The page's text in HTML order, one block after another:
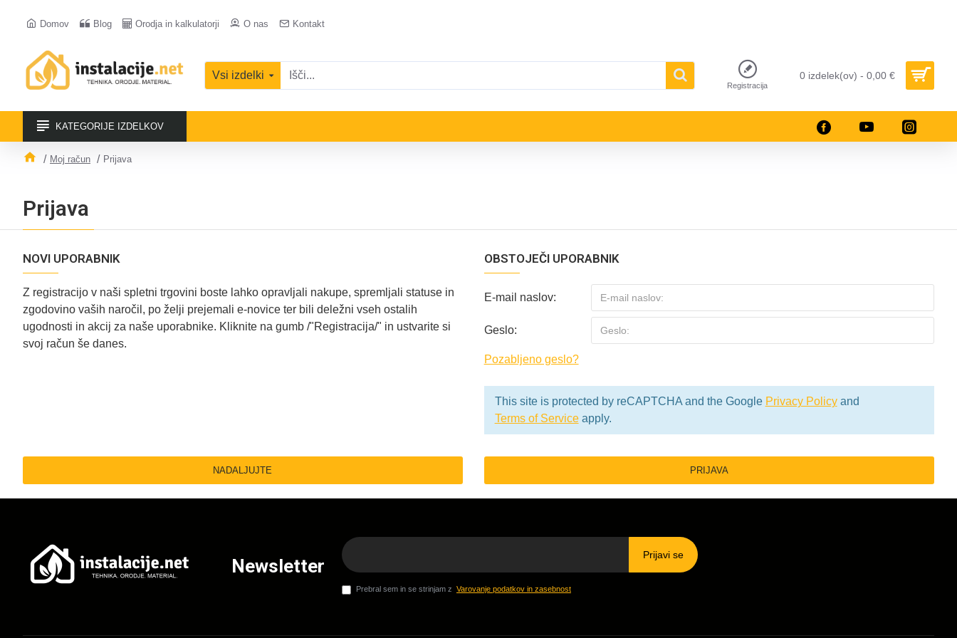
Domov Blog Orodja in kalkulatorji O nas Kontakt
Vsi izdelki
Registracija
0 izdelek(ov) - 0,00 €
KATEGORIJE IZDELKOV
Moj račun Prijava
Prijava
NOVI UPORABNIK
Z registracijo v naši spletni trgovini boste lahko opravljali nakupe, spremljali statuse in
zgodovino vaših naročil, po želji prejemali e-novice ter bili deležni vseh ostalih
ugodnosti in akcij za naše uporabnike. Kliknite na gumb /"Registracija/" in ustvarite si
svoj račun še danes.
NADALJUJTE
OBSTOJEČI UPORABNIK
E-mail naslov:
Geslo:
Pozabljeno geslo?
This site is protected by reCAPTCHA and the Google Privacy Policyand
Terms of Serviceapply.
PRIJAVA
Newsletter
Prijavi se
Prebral sem in se strinjam z Varovanje podatkov in zasebnost